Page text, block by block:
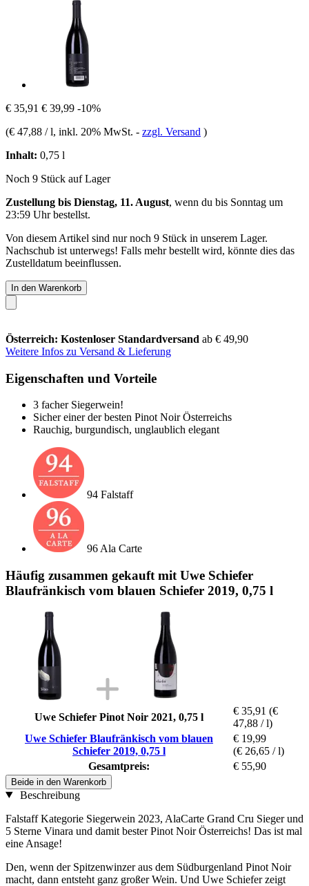
€ 35,91 € 39,99 -10%
(€ 47,88 / l, inkl. 20% MwSt. - zzgl. Versand )
Inhalt: 0,75 l
Noch 9 Stück auf Lager
Zustellung bis Dienstag, 11. August, wenn du bis Sonntag um
23:59 Uhrbestellst.
Von diesem Artikel sind nur noch 9 Stück in unserem Lager.
Nachschub ist unterwegs! Falls mehr bestellt wird, könnte dies das
Zustelldatum beeinflussen.
In den Warenkorb
Österreich: Kostenloser Standardversand ab € 49,90
Weitere Infos zu Versand & Lieferung
Eigenschaften und Vorteile
3 facher Siegerwein!
Sicher einer der besten Pinot Noir Österreichs
Rauchig, burgundisch, unglaublich elegant
94 Falstaff
96 Ala Carte
Häufig zusammen gekauft mit Uwe Schiefer
Blaufränkisch vom blauen Schiefer 2019, 0,75 l
Uwe Schiefer Pinot Noir 2021, 0,75 l
€ 35,91 (€
47,88 / l)
Uwe Schiefer Blaufränkisch vom blauen
Schiefer 2019, 0,75 l
€ 19,99
(€ 26,65 / l)
Gesamtpreis:
€ 55,90
Beide in den Warenkorb
Beschreibung
Falstaff Kategorie Siegerwein 2023, AlaCarte Grand Cru Sieger und
5 Sterne Vinara und damit bester Pinot Noir Österreichs! Das ist mal
eine Ansage!
Den, wenn der Spitzenwinzer aus dem Südburgenland Pinot Noir
macht, dann entsteht ganz großer Wein. Und Uwe Schiefer zeigt